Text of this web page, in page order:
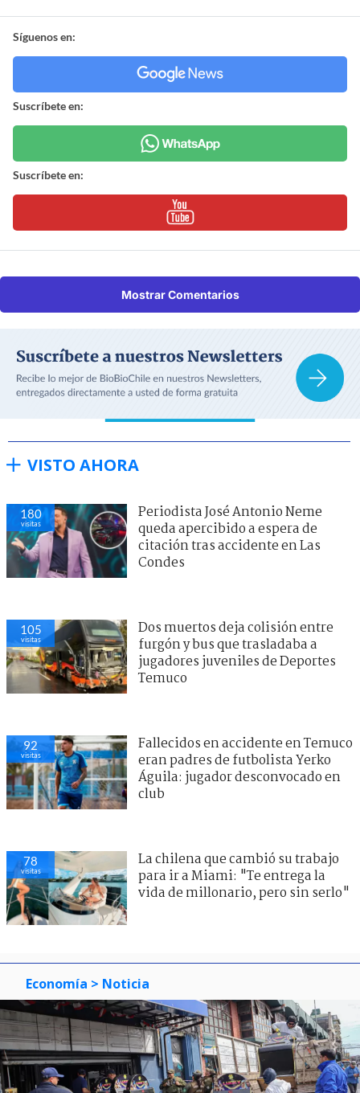
Síguenos en:
Suscríbete en:
Suscríbete en:
Mostrar Comentarios
VISTO AHORA
180
visitas
Periodista José Antonio Neme
queda apercibido a espera de
citación tras accidente en Las
Condes
105
visitas
Dos muertos deja colisión entre
furgón y bus que trasladaba a
jugadores juveniles de Deportes
Temuco
92
visitas
Fallecidos en accidente en Temuco
eran padres de futbolista Yerko
Águila: jugador desconvocado en
club
78
visitas
La chilena que cambió su trabajo
para ir a Miami: "Te entrega la
vida de millonario, pero sin serlo"
Economía > Noticia